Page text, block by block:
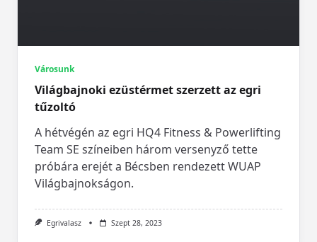
Városunk
Világbajnoki ezüstérmet szerzett az egri
tűzoltó
A hétvégén az egri HQ4 Fitness & Powerlifting
Team SE színeiben három versenyző tette
próbára erejét a Bécsben rendezett WUAP
Világbajnokságon.
Egrivalasz Szept 28, 2023